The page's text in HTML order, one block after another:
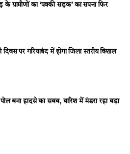
ग्रामीणों का ‘पक्की सड़क’ का सपना फिर
दिवस पर गरियाबंद में होगा जिला स्तरीय विशाल
बना हादसे का सबब, बारिश में मंडरा रहा बड़ा